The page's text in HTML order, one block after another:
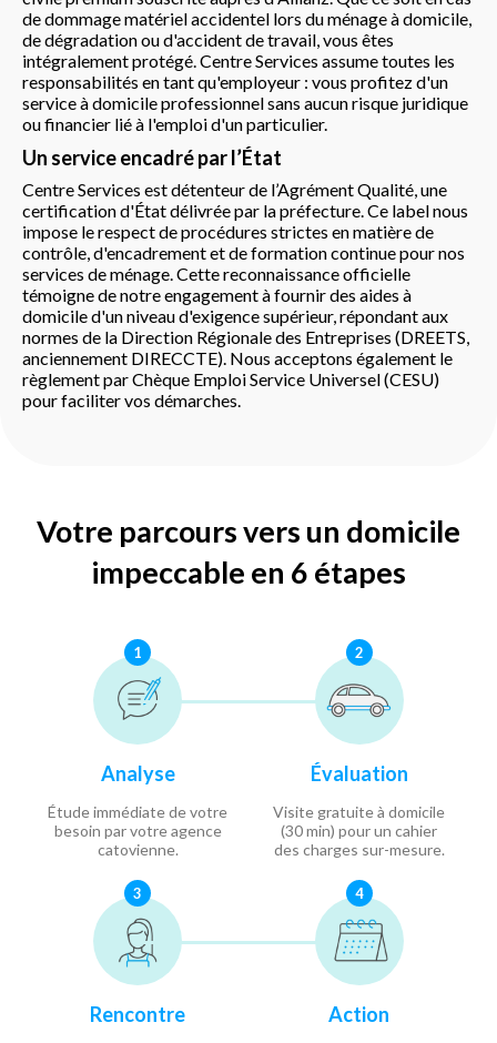
de dommage matériel accidentel lors du ménage à domicile,
de dégradation ou d'accident de travail, vous êtes
intégralement protégé. Centre Services assume toutes les
responsabilités en tant qu'employeur : vous profitez d'un
service à domicile professionnel sans aucun risque juridique
ou financier lié à l'emploi d'un particulier.
Un service encadré par l’État
Centre Services est détenteur de l’Agrément Qualité, une
certification d'État délivrée par la préfecture. Ce label nous
impose le respect de procédures strictes en matière de
contrôle, d'encadrement et de formation continue pour nos
services de ménage. Cette reconnaissance officielle
témoigne de notre engagement à fournir des aides à
domicile d'un niveau d'exigence supérieur, répondant aux
normes de la Direction Régionale des Entreprises (DREETS,
anciennement DIRECCTE). Nous acceptons également le
règlement par Chèque Emploi Service Universel (CESU)
pour faciliter vos démarches.
Votre parcours vers un domicile
impeccable en 6 étapes
1
Analyse
Étude immédiate de votre
besoin par votre agence
catovienne.
2
Évaluation
Visite gratuite à domicile
(30 min) pour un cahier
des charges sur-mesure.
3
Rencontre
4
Action